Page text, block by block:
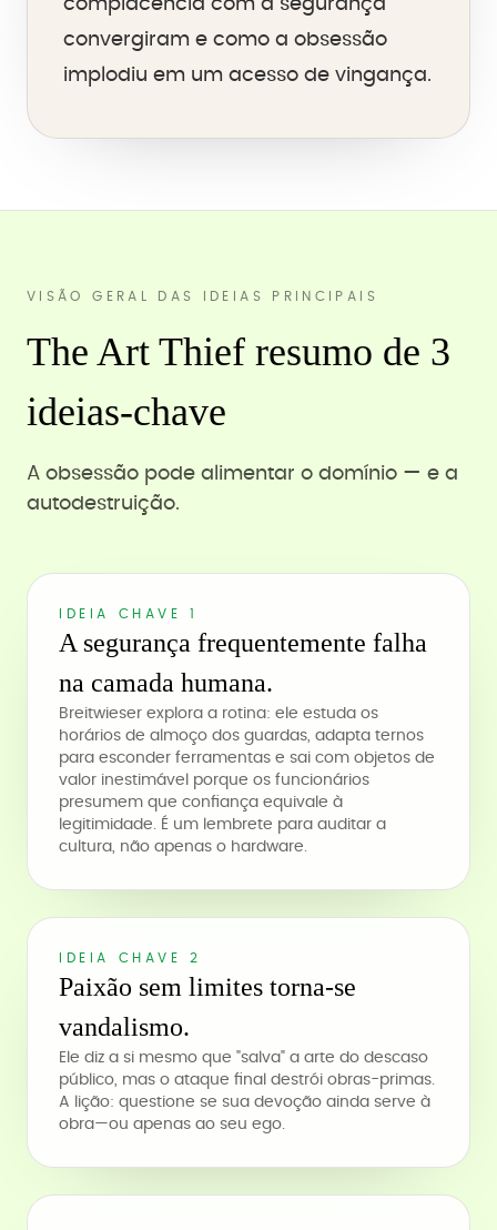
complacência com a segurança
convergiram e como a obsessão
implodiu em um acesso de vingança.
VISÃO GERAL DAS IDEIAS PRINCIPAIS
The Art Thief resumo de 3
ideias-chave
A obsessão pode alimentar o domínio — e a
autodestruição.
IDEIA CHAVE 1
A segurança frequentemente falha
na camada humana.
Breitwieser explora a rotina: ele estuda os
horários de almoço dos guardas, adapta ternos
para esconder ferramentas e sai com objetos de
valor inestimável porque os funcionários
presumem que confiança equivale à
legitimidade. É um lembrete para auditar a
cultura, não apenas o hardware.
IDEIA CHAVE 2
Paixão sem limites torna-se
vandalismo.
Ele diz a si mesmo que "salva" a arte do descaso
público, mas o ataque final destrói obras-primas.
A lição: questione se sua devoção ainda serve à
obra—ou apenas ao seu ego.